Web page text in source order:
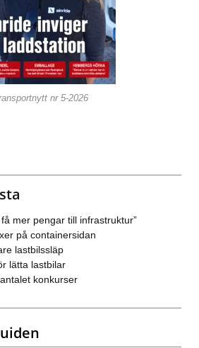
nr 5-2026
mer pengar till infrastruktur”
på containersidan
lastbilssläp
lätta lastbilar
konkurser